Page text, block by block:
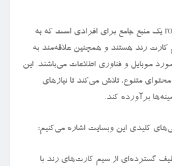
به طور خلاصه، rond912.ir یک منبع جامع برای افرادی است که به
رند هستند و همچنین علاقه‌مند به
موبایل و فناوری اطلاعات می‌باشند. این
متنوع، تلاش می‌کند تا نیازهای
برآورده کند.
کلیدی این وبسایت اشاره می‌کنیم:
طیف گسترده‌ای از سیم کارت‌های رند با